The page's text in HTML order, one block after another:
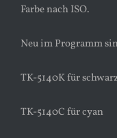
Farbe nach ISO.
Neu im Programm
TK-5140K für
TK-5140C für cyan